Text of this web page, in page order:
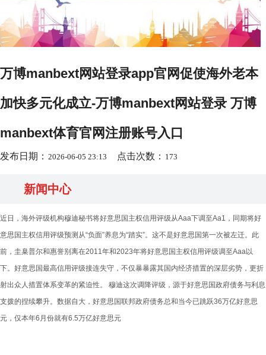
万博manbext网站登录app官网促使海外老本
加快多元化成立-万博manbext网站登录 万博
manbext体育官网注册账号入口
发布日期： 2026-06-05 23:13 点击次数： 173
新闻中心
近日，海外评级机构穆迪秘书将好意思国主权信用评级从Aaa下调至Aa1，同期将好
意思国主权信用评级预测从“负面”养息为“踏实”。这不是好意思国第一次被左迁。此
前，圭臬普尔和惠誉别离在2011年和2023年将好意思国主权信用评级调至Aaa以
下。好意思国最高信用评级接连失守，不仅暴暴露其国内经济措置的深层劣势，更折
射出众人措置体系变革的紧迫性。 穆迪这次调降评级，源于好意思国政府债务与利息
支拨的捏续攀升。数据自大，好意思国联邦政府债务总和当今已跳跃36万亿好意思
元，仅本年6月份就有6.5万亿好意思元